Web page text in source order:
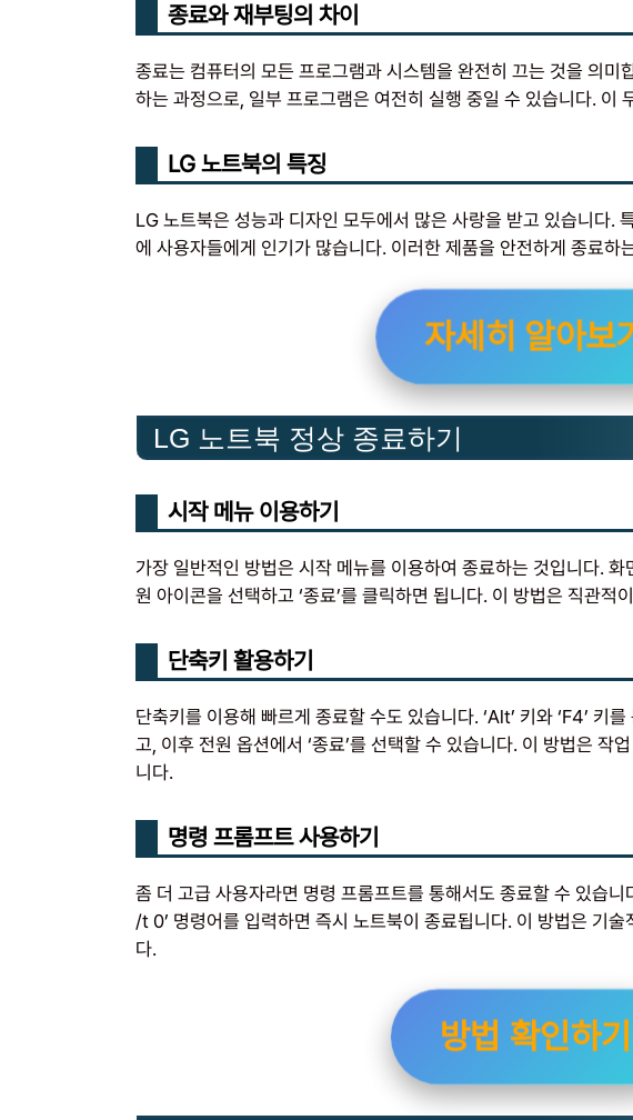
종료와 재부팅의 차이
종료는 컴퓨터의 모든 프로그램과 시스템을 완전히 끄는 것을 의미
하는 과정으로, 일부 프로그램은 여전히 실행 중일 수 있습니다. 이
LG 노트북의 특징
LG 노트북은 성능과 디자인 모두에서 많은 사랑을 받고 있습니다.
에 사용자들에게 인기가 많습니다. 이러한 제품을 안전하게 종료하
자세히 알아보
LG 노트북 정상 종료하기
시작 메뉴 이용하기
가장 일반적인 방법은 시작 메뉴를 이용하여 종료하는 것입니다.
원 아이콘을 선택하고 ‘종료’를 클릭하면 됩니다. 이 방법은 직관적
단축키 활용하기
단축키를 이용해 빠르게 종료할 수도 있습니다. ‘Alt’ 키와 ‘F4’ 키
고, 이후 전원 옵션에서 ‘종료’를 선택할 수 있습니다. 이 방법은 작
니다.
명령 프롬프트 사용하기
좀 더 고급 사용자라면 명령 프롬프트를 통해서도 종료할 수 있습
/t 0’ 명령어를 입력하면 즉시 노트북이 종료됩니다. 이 방법은 기
다.
방법 확인하기